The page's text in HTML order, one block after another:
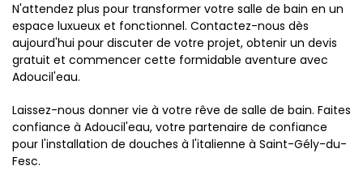
N'attendez plus pour transformer votre salle de bain en un
espace luxueux et fonctionnel. Contactez-nous dès
aujourd'hui pour discuter de votre projet, obtenir un devis
gratuit et commencer cette formidable aventure avec
Adoucil'eau.
Laissez-nous donner vie à votre rêve de salle de bain. Faites
confiance à Adoucil'eau, votre partenaire de confiance
pour l'installation de douches à l'italienne à Saint-Gély-du-
Fesc.